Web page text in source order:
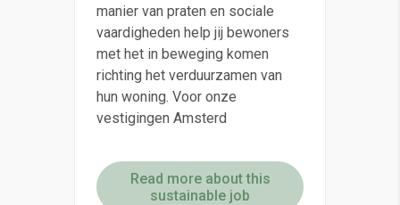
manier van praten en sociale
vaardigheden help jij bewoners
met het in beweging komen
richting het verduurzamen van
hun woning. Voor onze
vestigingen Amsterd
Read more about this
sustainable job